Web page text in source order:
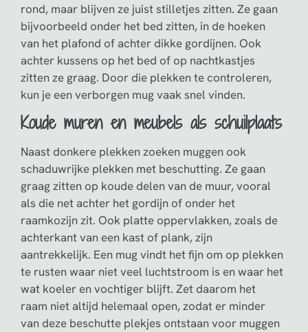
rond, maar blijven ze juist stilletjes zitten. Ze gaan
bijvoorbeeld onder het bed zitten, in de hoeken
van het plafond of achter dikke gordijnen. Ook
achter kussens op het bed of op nachtkastjes
zitten ze graag. Door die plekken te controleren,
kun je een verborgen mug vaak snel vinden.
Koude muren en meubels als schuilplaats
Naast donkere plekken zoeken muggen ook
schaduwrijke plekken met beschutting. Ze gaan
graag zitten op koude delen van de muur, vooral
als die net achter het gordijn of onder het
raamkozijn zit. Ook platte oppervlakken, zoals de
achterkant van een kast of plank, zijn
aantrekkelijk. Een mug vindt het fijn om op plekken
te rusten waar niet veel luchtstroom is en waar het
wat koeler en vochtiger blijft. Zet daarom het
raam niet altijd helemaal open, zodat er minder
van deze beschutte plekjes ontstaan voor muggen